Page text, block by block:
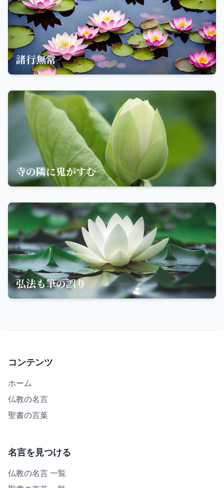
諸行無常
寺の隣に鬼がすむ
弘法も筆の誤り
コンテンツ
ホーム
仏教の名言
聖書の言葉
名言を見つける
仏教の名言 一覧